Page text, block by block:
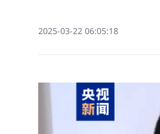
2025-03-22 06:05:18